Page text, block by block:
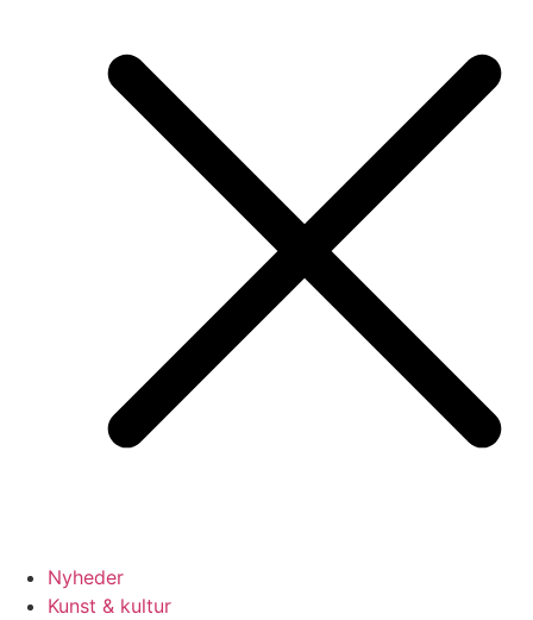
Nyheder
Kunst & kultur